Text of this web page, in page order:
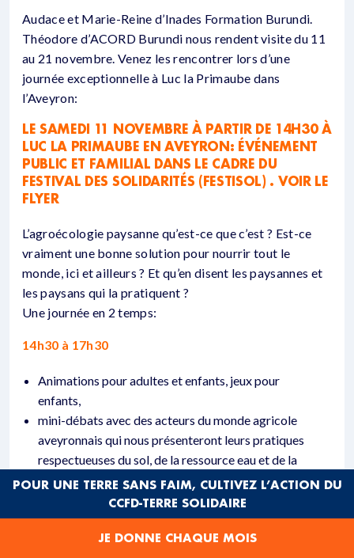
Audace et Marie-Reine d’Inades Formation Burundi.
Théodore d’ACORD Burundi nous rendent visite du 11
au 21 novembre. Venez les rencontrer lors d’une
journée exceptionnelle à Luc la Primaube dans
l’Aveyron:
LE SAMEDI 11 NOVEMBRE À PARTIR DE 14H30 À
LUC LA PRIMAUBE EN AVEYRON: ÉVÉNEMENT
PUBLIC ET FAMILIAL DANS LE CADRE DU
FESTIVAL DES SOLIDARITÉS (FESTISOL) . VOIR LE
FLYER
L’agroécologie paysanne qu’est-ce que c’est ? Est-ce
vraiment une bonne solution pour nourrir tout le
monde, ici et ailleurs ? Et qu’en disent les paysannes et
les paysans qui la pratiquent ?
Une journée en 2 temps:
14h30 à 17h30
Animations pour adultes et enfants, jeux pour
enfants,
mini-débats avec des acteurs du monde agricole
aveyronnais qui nous présenteront leurs pratiques
respectueuses du sol, de la ressource eau et de la
biodiversité. Des organismes de formation du
Burundi parleront de leur expérience
d’accompagnement d’exploitants agricoles
familiaux de ce pays, et du rôle majeur joué par les
POUR UNE TERRE SANS FAIM, CULTIVEZ L’ACTION DU
CCFD-TERRE SOLIDAIRE
JE DONNE CHAQUE MOIS